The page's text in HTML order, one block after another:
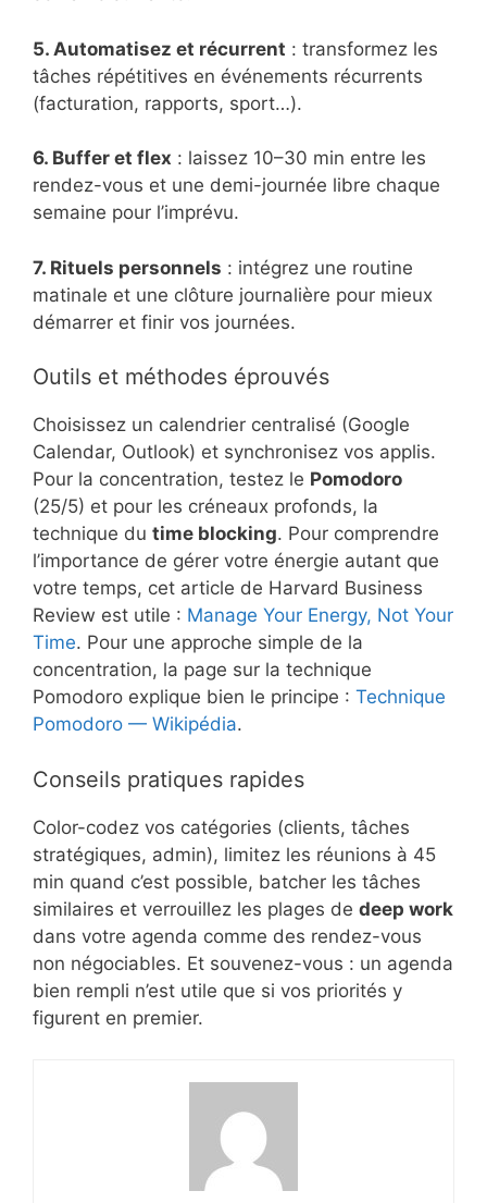
5. Automatisez et récurrent : transformez les
tâches répétitives en événements récurrents
(facturation, rapports, sport…).
6. Buffer et flex : laissez 10–30 min entre les
rendez-vous et une demi-journée libre chaque
semaine pour l’imprévu.
7. Rituels personnels : intégrez une routine
matinale et une clôture journalière pour mieux
démarrer et finir vos journées.
Outils et méthodes éprouvés
Choisissez un calendrier centralisé (Google
Calendar, Outlook) et synchronisez vos applis.
Pour la concentration, testez le Pomodoro
(25/5) et pour les créneaux profonds, la
technique du time blocking. Pour comprendre
l’importance de gérer votre énergie autant que
votre temps, cet article de Harvard Business
Review est utile : Manage Your Energy, Not Your
Time. Pour une approche simple de la
concentration, la page sur la technique
Pomodoro explique bien le principe : Technique
Pomodoro — Wikipédia.
Conseils pratiques rapides
Color-codez vos catégories (clients, tâches
stratégiques, admin), limitez les réunions à 45
min quand c’est possible, batcher les tâches
similaires et verrouillez les plages de deep work
dans votre agenda comme des rendez-vous
non négociables. Et souvenez-vous : un agenda
bien rempli n’est utile que si vos priorités y
figurent en premier.